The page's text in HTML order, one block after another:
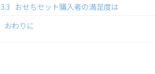
3.3 おせちセット購入者の満足度は
おわりに